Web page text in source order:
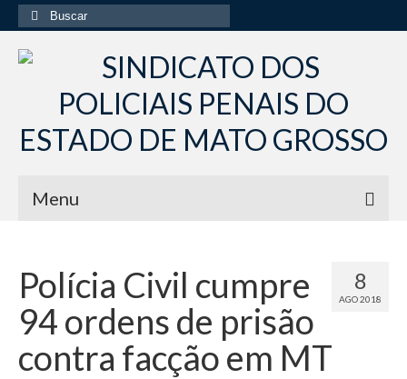
Buscar
por:
Menu
Institucional
Diretoria Sindsppen
Histórico do Sindsppen
8
AGO 2018
Polícia Civil cumpre
94 ordens de prisão
contra facção em MT